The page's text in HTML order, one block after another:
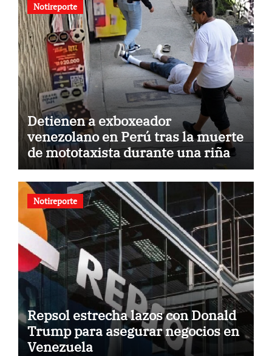
Notireporte
Detienen a exboxeador
venezolano en Perú tras la muerte
de mototaxista durante una riña
Notireporte
Repsol estrecha lazos con Donald
Trump para asegurar negocios en
Venezuela